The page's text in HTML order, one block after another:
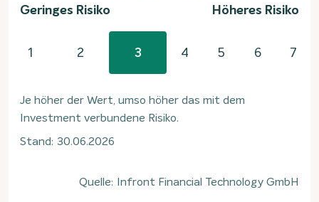
Geringes Risiko
Höheres Risiko
1 2 3 4 5 6 7
Je höher der Wert, umso höher das mit dem
Investment verbundene Risiko.
Stand: 30.06.2026
Quelle: Infront Financial Technology GmbH